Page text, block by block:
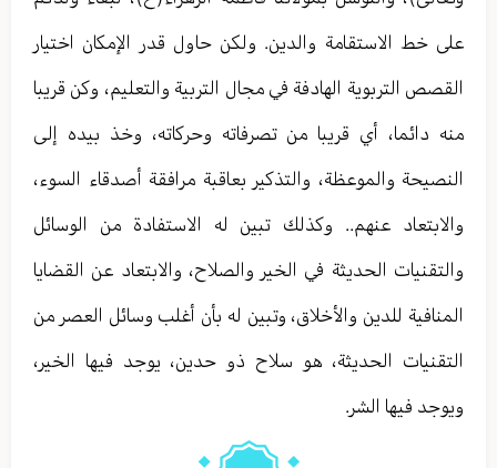
على خط الاستقامة والدين. ولكن حاول قدر الإمكان اختيار
القصص التربوية الهادفة في مجال التربية والتعليم، وكن قريبا
منه دائما، أي قريبا من تصرفاته وحركاته، وخذ بيده إلى
النصيحة والموعظة، والتذكير بعاقبة مرافقة أصدقاء السوء،
والابتعاد عنهم.. وكذلك تبين له الاستفادة من الوسائل
والتقنيات الحديثة في الخير والصلاح، والابتعاد عن القضايا
المنافية للدين والأخلاق، وتبين له بأن أغلب وسائل العصر من
التقنيات الحديثة، هو سلاح ذو حدين، يوجد فيها الخير،
ويوجد فيها الشر.